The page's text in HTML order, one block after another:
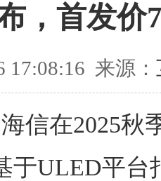
，首发价
17:08:16 来源：
在2025秋
于ULED平台